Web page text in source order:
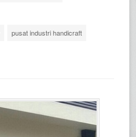
pusat industri handicraft